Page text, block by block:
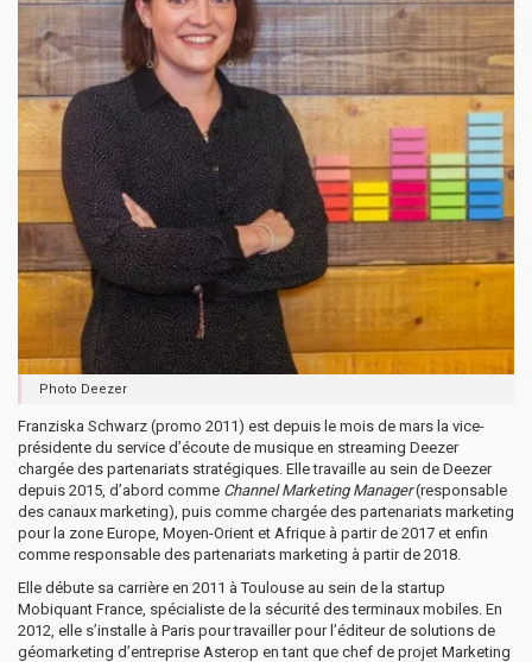
Photo Deezer
Franziska Schwarz (promo 2011) est depuis le mois de mars la vice-
présidente du service d’écoute de musique en streaming Deezer
chargée des partenariats stratégiques. Elle travaille au sein de Deezer
depuis 2015, d’abord comme Channel Marketing Manager(responsable
des canaux marketing), puis comme chargée des partenariats marketing
pour la zone Europe, Moyen-Orient et Afrique à partir de 2017 et enfin
comme responsable des partenariats marketing à partir de 2018.
Elle débute sa carrière en 2011 à Toulouse au sein de la startup
Mobiquant France, spécialiste de la sécurité des terminaux mobiles. En
2012, elle s’installe à Paris pour travailler pour l’éditeur de solutions de
géomarketing d’entreprise Asterop en tant que chef de projet Marketing